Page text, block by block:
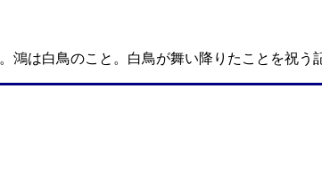
。鴻は白鳥のこと。白鳥が舞い降りたことを祝う